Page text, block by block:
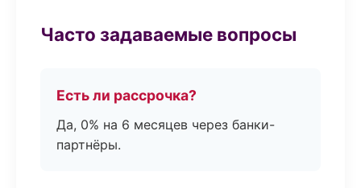
Часто задаваемые вопросы
Есть ли рассрочка?
Да, 0% на 6 месяцев через банки-
партнёры.